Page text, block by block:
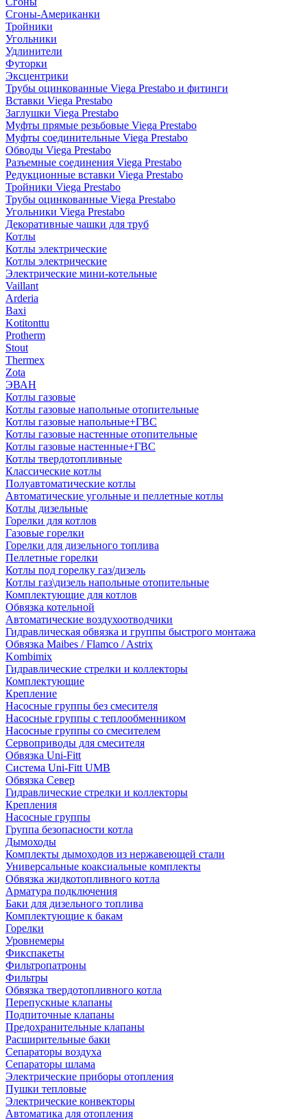
Сгоны-Американки
Тройники
Угольники
Удлинители
Футорки
Эксцентрики
Трубы оцинкованные Viega Prestabo и фитинги
Вставки Viega Prestabo
Заглушки Viega Prestabo
Муфты прямые резьбовые Viega Prestabo
Муфты соединительные Viega Prestabo
Обводы Viega Prestabo
Разъемные соединения Viega Prestabo
Редукционные вставки Viega Prestabo
Тройники Viega Prestabo
Трубы оцинкованные Viega Prestabo
Угольники Viega Prestabo
Декоративные чашки для труб
Котлы
Котлы электрические
Котлы электрические
Электрические мини-котельные
Vaillant
Arderia
Baxi
Kotitonttu
Protherm
Stout
Thermex
Zota
ЭВАН
Котлы газовые
Котлы газовые напольные отопительные
Котлы газовые напольные+ГВС
Котлы газовые настенные отопительные
Котлы газовые настенные+ГВС
Котлы твердотопливные
Классические котлы
Полуавтоматические котлы
Автоматические угольные и пеллетные котлы
Котлы дизельные
Горелки для котлов
Газовые горелки
Горелки для дизельного топлива
Пеллетные горелки
Котлы под горелку газ/дизель
Котлы газ\дизель напольные отопительные
Комплектующие для котлов
Обвязка котельной
Автоматические воздухоотводчики
Гидравлическая обвязка и группы быстрого монтажа
Обвязка Maibes / Flamco / Astrix
Kombimix
Гидравлические стрелки и коллекторы
Комплектующие
Крепление
Насосные группы без смесителя
Насосные группы с теплообменником
Насосные группы со смесителем
Сервоприводы для смесителя
Обвязка Uni-Fitt
Система Uni-Fitt UMB
Обвязка Север
Гидравлические стрелки и коллекторы
Крепления
Насосные группы
Группа безопасности котла
Дымоходы
Комплекты дымоходов из нержавеющей стали
Универсальные коаксиальные комплекты
Обвязка жидкотопливного котла
Арматура подключения
Баки для дизельного топлива
Комплектующие к бакам
Горелки
Уровнемеры
Фикспакеты
Фильтропатроны
Фильтры
Обвязка твердотопливного котла
Перепускные клапаны
Подпиточные клапаны
Предохранительные клапаны
Расширительные баки
Сепараторы воздуха
Сепараторы шлама
Электрические приборы отопления
Пушки тепловые
Электрические конвекторы
Автоматика для отопления